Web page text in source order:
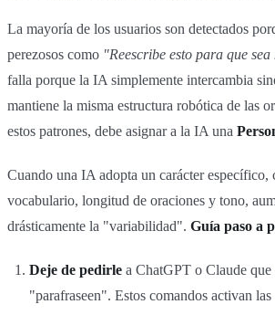
La mayoría de los usuarios son detectados
perezosos como "Reescribe esto para que
falla porque la IA simplemente intercambia
mantiene la misma estructura robótica de las
estos patrones, debe asignar a la IA una
Cuando una IA adopta un carácter específico,
vocabulario, longitud de oraciones y tono,
drásticamente la "variabilidad". Guía paso a
Deje de pedirle a ChatGPT o Claude
"parafraseen". Estos comandos activan